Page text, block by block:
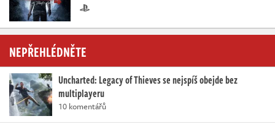
NEPŘEHLÉDNĚTE
Uncharted: Legacy of Thieves se nejspíš obejde bez
multiplayeru
10 komentářů